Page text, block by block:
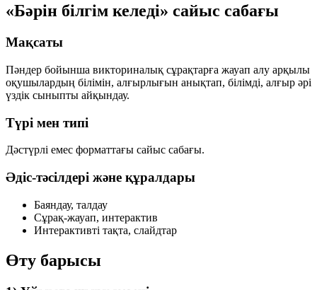
«Бәрін білгім келеді» сайыс сабағы
Мақсаты
Пәндер бойынша викториналық сұрақтарға жауап алу арқылы
оқушылардың білімін, алғырлығын анықтап, білімді, алғыр әрі
үздік сыныпты айқындау.
Түрі мен типі
Дәстүрлі емес форматтағы сайыс сабағы.
Әдіс-тәсілдері және құралдары
Баяндау, талдау
Сұрақ-жауап, интерактив
Интерактивті тақта, слайдтар
Өту барысы